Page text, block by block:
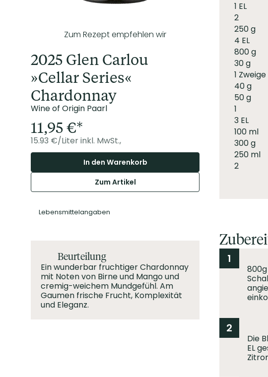
Zum Rezept empfehlen wir
2025 Glen Carlou
»Cellar Series«
Chardonnay
Wine of Origin Paarl
11,95€
15.93 €/Literinkl. MwSt.,
In den Warenkorb
Zum Artikel
Lebensmittelangaben
Beurteilung
Ein wunderbar fruchtiger Chardonnay
mit Noten von Birne und Mango und
cremig-weichem Mundgefühl. Am
Gaumen frische Frucht, Komplexität
und Eleganz.
1 EL
2
250 g
4 EL
800 g
30 g
1 Zweige
40 g
50 g
1
3 EL
100 ml
300 g
250 ml
2
1
2
Die
EL